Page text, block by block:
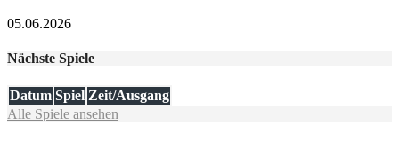
05.06.2026
Nächste Spiele
Datum Spiel Zeit/Ausgang
Alle Spiele ansehen